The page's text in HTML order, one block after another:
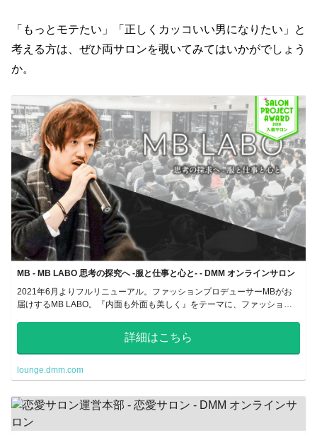
「もっとモテたい」「正しくカッコいい男になりたい」と
考える方は、ぜひ両サロンを覗いてみてはいかがでしょう
か。
MB - MB LABO 思考の探究へ -服と仕事と心と- - DMM オンラインサロン
2021年6月よりフルリニューアル。ファッションプロデューサーMBがお
届けするMB LABO。『内面も外面も美しく』をテーマに、ファッショ
詳細はこちら
lounge.dmm.com